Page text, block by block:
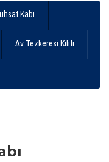
Kabı
Av Tezkeresi Kılıfı